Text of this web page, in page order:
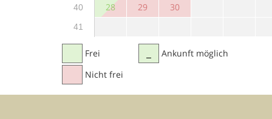
40 28 29 30
41
Frei
Nicht frei
Ankunft möglich